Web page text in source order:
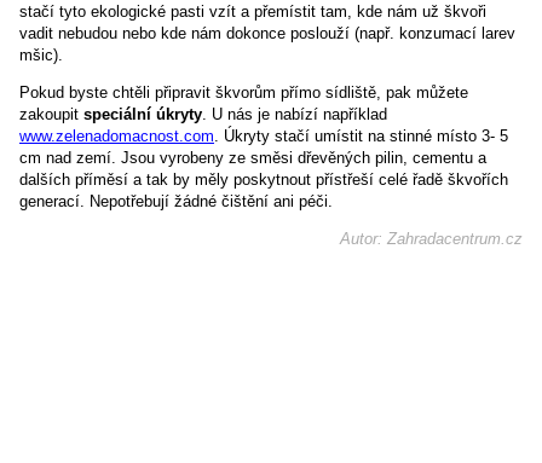
stačí tyto ekologické pasti vzít a přemístit tam, kde nám už škvoři
vadit nebudou nebo kde nám dokonce poslouží (např. konzumací larev
mšic).
Pokud byste chtěli připravit škvorům přímo sídliště, pak můžete
zakoupit speciální úkryty . U nás je nabízí například
www.zelenadomacnost.com . Úkryty stačí umístit na stinné místo 3- 5
cm nad zemí. Jsou vyrobeny ze směsi dřevěných pilin, cementu a
dalších příměsí a tak by měly poskytnout přístřeší celé řadě škvořích
generací. Nepotřebují žádné čištění ani péči.
Autor: Zahradacentrum.cz